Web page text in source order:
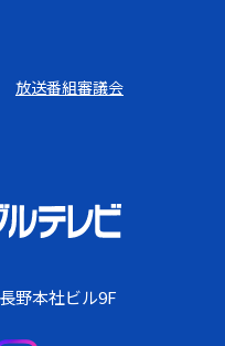
放送番組審議会
野本社ビル9F